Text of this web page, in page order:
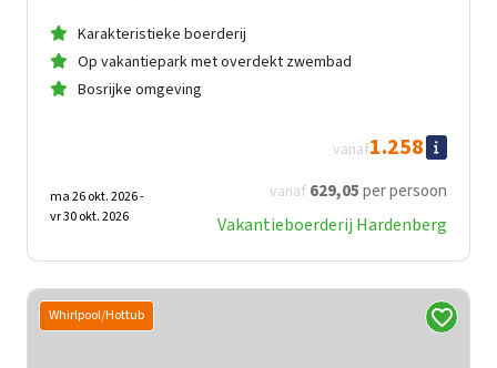
Karakteristieke boerderij
Op vakantiepark met overdekt zwembad
Bosrijke omgeving
vanaf 629,05per persoon
vanaf1.258
ma 26 okt. 2026 -
vr 30 okt. 2026
Vakantieboerderij Hardenberg
Whirlpool/Hottub